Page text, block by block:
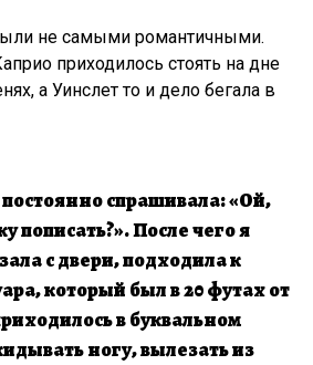
не самыми романтичными.
приходилось стоять на дне
а Уинслет то и дело бегала в
спрашивала: «Ой,
пописать?». После чего я
с двери, подходила к
который был в 20 футах от
в буквальном
ногу, вылезать из